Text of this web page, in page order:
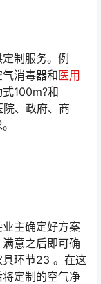
制服务。例
消毒器和医用
100m?和
、政府、商
主确定好方案
意之后即可确
具环节23 。在这
定制的空气净